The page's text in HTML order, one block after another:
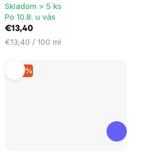
Skladom > 5 ks
Po 10.8. u vás
€13,40
Jednotková
€13,40 / 100 ml
–10 %